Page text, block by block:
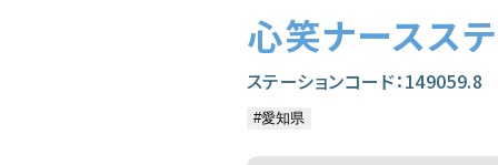
心笑ナースス
ステーションコード：149059.8